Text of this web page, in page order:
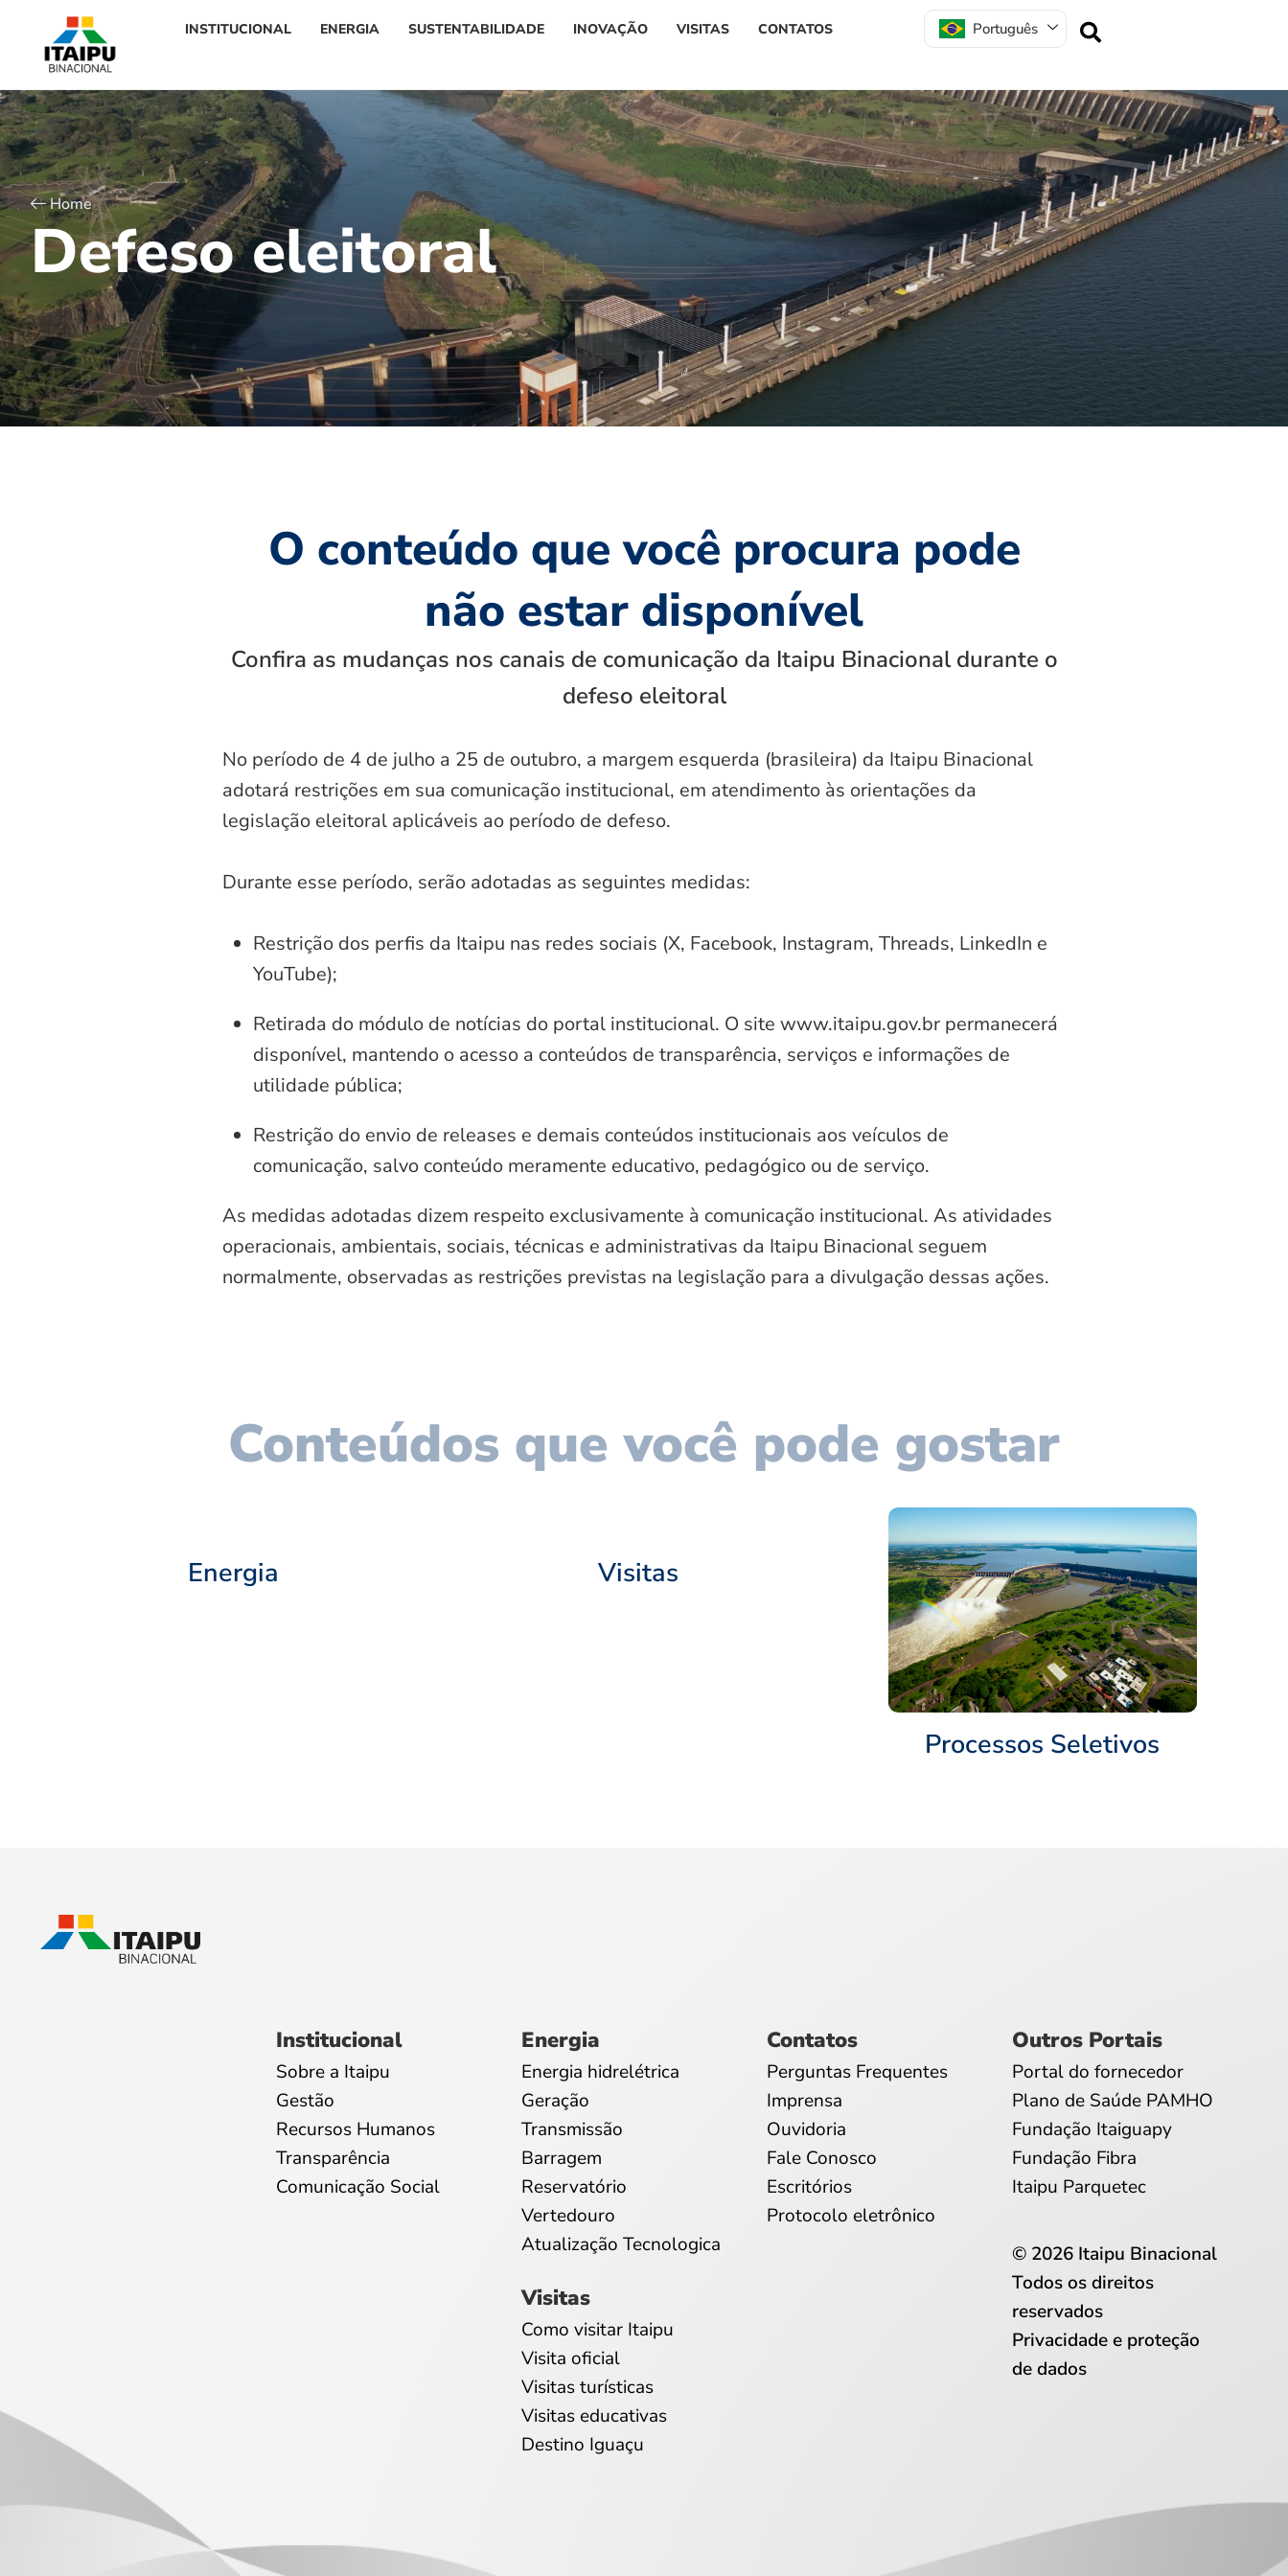
INSTITUCIONAL ENERGIA SUSTENTABILIDADE INOVAÇÃO VISITAS CONTATOS Português
Home
Defeso eleitoral
O conteúdo que você procura pode
não estar disponível
Confira as mudanças nos canais de comunicação da Itaipu Binacional durante o
defeso eleitoral
No período de 4 de julho a 25 de outubro, a margem esquerda (brasileira) da Itaipu Binacional
adotará restrições em sua comunicação institucional, em atendimento às orientações da
legislação eleitoral aplicáveis ao período de defeso.
Durante esse período, serão adotadas as seguintes medidas:
Restrição dos perfis da Itaipu nas redes sociais (X, Facebook, Instagram, Threads, LinkedIn e
YouTube);
Retirada do módulo de notícias do portal institucional. O site www.itaipu.gov.br permanecerá
disponível, mantendo o acesso a conteúdos de transparência, serviços e informações de
utilidade pública;
Restrição do envio de releases e demais conteúdos institucionais aos veículos de
comunicação, salvo conteúdo meramente educativo, pedagógico ou de serviço.
As medidas adotadas dizem respeito exclusivamente à comunicação institucional. As atividades
operacionais, ambientais, sociais, técnicas e administrativas da Itaipu Binacional seguem
normalmente, observadas as restrições previstas na legislação para a divulgação dessas ações.
Conteúdos que você pode gostar
Energia Visitas
Processos Seletivos
Institucional
Sobre a Itaipu
Gestão
Recursos Humanos
Transparência
Comunicação Social
Energia
Energia hidrelétrica
Geração
Transmissão
Barragem
Reservatório
Vertedouro
Atualização Tecnologica
Visitas
Como visitar Itaipu
Visita oficial
Visitas turísticas
Visitas educativas
Destino Iguaçu
Contatos
Perguntas Frequentes
Imprensa
Ouvidoria
Fale Conosco
Escritórios
Protocolo eletrônico
Outros Portais
Portal do fornecedor
Plano de Saúde PAMHO
Fundação Itaiguapy
Fundação Fibra
Itaipu Parquetec
© 2026 Itaipu Binacional
Todos os direitos
reservados
Privacidade e proteção
de dados